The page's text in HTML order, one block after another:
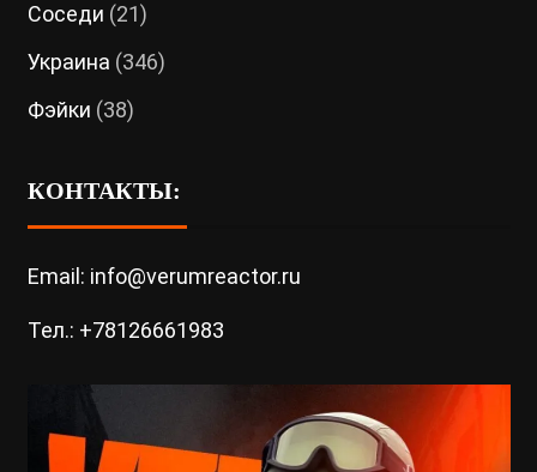
Соседи (21)
Украина (346)
Фэйки (38)
КОНТАКТЫ:
Email: info@verumreactor.ru
Тел.: +78126661983